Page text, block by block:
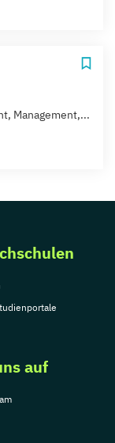
Management,...
auf